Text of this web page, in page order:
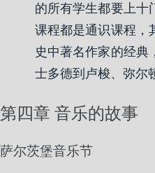
的所有学生都要上十
课程都是通识课程，
史中著名作家的经典
士多德到卢梭、弥尔
第四章 音乐的故事
萨尔茨堡音乐节